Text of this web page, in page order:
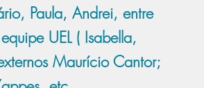
Paula, Andrei, entre
UEL ( Isabella,
Maurício Cantor;